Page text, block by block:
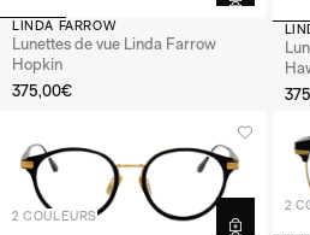
LINDA FARROW
Lunettes de vue Linda Farrow
Hopkin
375,00€
2 COULEURS
2